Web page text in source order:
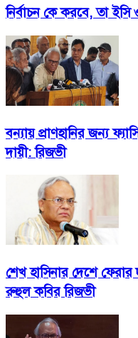
নির্বাচন কে করবে, তা
বন্যায় প্রাণহানির জন্য
দায়ী: রিজভী
শেখ হাসিনার দেশে ফেরার
রুহুল কবির রিজভী